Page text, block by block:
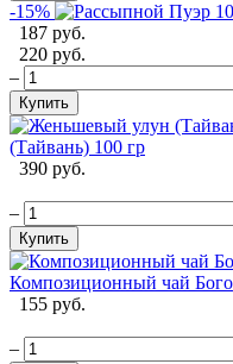
-15%
187 руб.
220 руб.
–
Купить
(Тайвань) 100 гр
390 руб.
–
Купить
Композиционный чай
155 руб.
–